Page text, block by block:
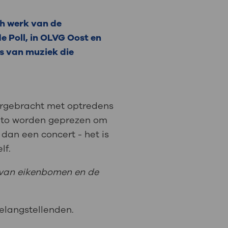
: naar uw dossier
Inloggen MijnOLVG
werk van de
in OLVG Oost en
van muziek die
met optredens
worden geprezen om
een concert - het is
eikenbomen en de